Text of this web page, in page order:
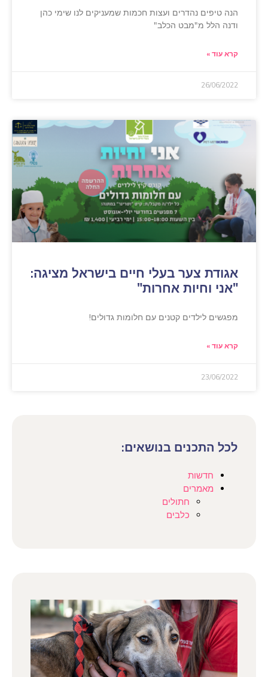
הנה טיפים נהדרים ועצות חכמות שמעניקים לנו שימי כהן
ודנה הלל מ"מבט הכלב"
קרא עוד »
26/06/2022
אגודת צער בעלי חיים בישראל מציגה:
"אני וחיות אחרות"
מפגשים לילדים קטנים עם חלומות גדולים!
קרא עוד »
23/06/2022
לכל התכנים בנושאים:
חדשות
מאמרים
חתולים
כלבים